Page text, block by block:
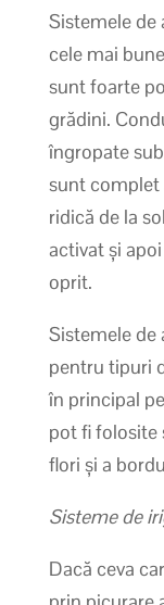
Sistemele de
cele mai
sunt foarte
grădini.
îngropate
sunt complet
ridică de la
activat și
oprit.
Sistemele de
pentru tipuri
în principal
pot fi folosite
flori și a
Sisteme de
Dacă ceva